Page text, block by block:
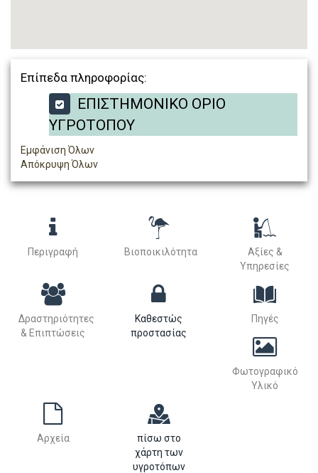
Επίπεδα πληροφορίας:
ΕΠΙΣΤΗΜΟΝΙΚΟ ΟΡΙΟ
ΥΓΡΟΤΟΠΟΥ
Εμφάνιση Όλων
Απόκρυψη Όλων
Περιγραφή Βιοποικιλότητα
Αξίες &
Υπηρεσίες
Δραστηριότητες
& Επιπτώσεις
Καθεστώς
προστασίας
Πηγές
Φωτογραφικό
Υλικό
Αρχεία
πίσω στο
χάρτη των
υγροτόπων